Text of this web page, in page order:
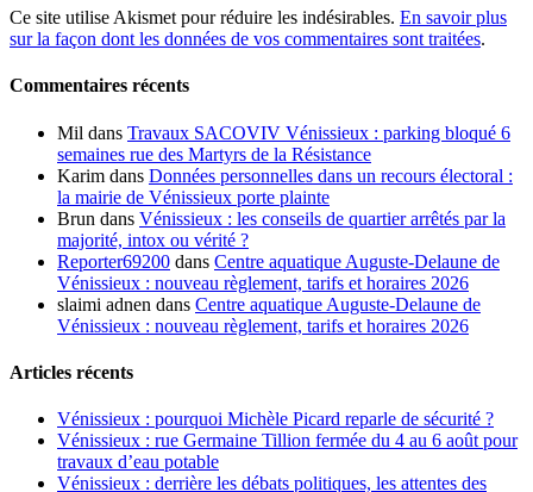
Ce site utilise Akismet pour réduire les indésirables. En savoir plus
sur la façon dont les données de vos commentaires sont traitées.
Commentaires récents
Mil dans Travaux SACOVIV Vénissieux : parking bloqué 6
semaines rue des Martyrs de la Résistance
Karim dans Données personnelles dans un recours électoral :
la mairie de Vénissieux porte plainte
Brun dans Vénissieux : les conseils de quartier arrêtés par la
majorité, intox ou vérité ?
Reporter69200 dans Centre aquatique Auguste-Delaune de
Vénissieux : nouveau règlement, tarifs et horaires 2026
slaimi adnen dans Centre aquatique Auguste-Delaune de
Vénissieux : nouveau règlement, tarifs et horaires 2026
Articles récents
Vénissieux : pourquoi Michèle Picard reparle de sécurité ?
Vénissieux : rue Germaine Tillion fermée du 4 au 6 août pour
travaux d’eau potable
Vénissieux : derrière les débats politiques, les attentes des